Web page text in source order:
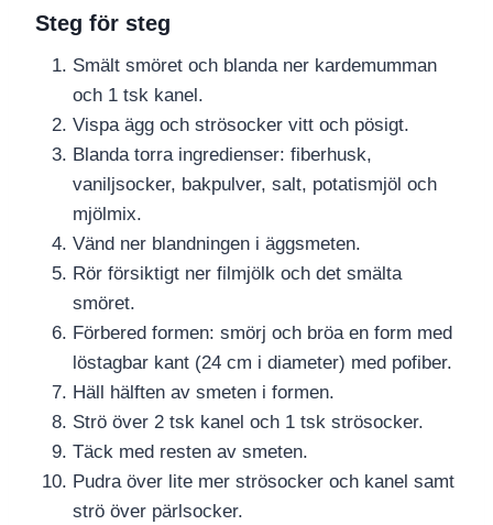
Steg för steg
Smält smöret och blanda ner kardemumman
och 1 tsk kanel.
Vispa ägg och strösocker vitt och pösigt.
Blanda torra ingredienser: fiberhusk,
vaniljsocker, bakpulver, salt, potatismjöl och
mjölmix.
Vänd ner blandningen i äggsmeten.
Rör försiktigt ner filmjölk och det smälta
smöret.
Förbered formen: smörj och bröa en form med
löstagbar kant (24 cm i diameter) med pofiber.
Häll hälften av smeten i formen.
Strö över 2 tsk kanel och 1 tsk strösocker.
Täck med resten av smeten.
Pudra över lite mer strösocker och kanel samt
strö över pärlsocker.